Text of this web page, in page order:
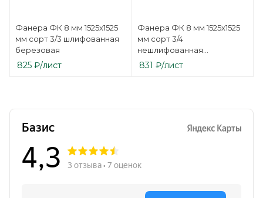
Фанера ФК 8 мм 1525х1525
мм сорт 3/3 шлифованная
березовая
825 ₽/лист
Фанера ФК 8 мм 1525х1525
мм сорт 3/4
нешлифованная
березовая
831 ₽/лист